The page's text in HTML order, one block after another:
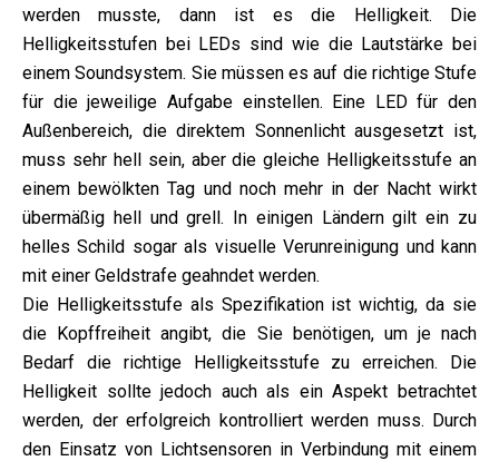
werden musste, dann ist es die Helligkeit. Die
Helligkeitsstufen bei LEDs sind wie die Lautstärke bei
einem Soundsystem. Sie müssen es auf die richtige Stufe
für die jeweilige Aufgabe einstellen. Eine LED für den
Außenbereich, die direktem Sonnenlicht ausgesetzt ist,
muss sehr hell sein, aber die gleiche Helligkeitsstufe an
einem bewölkten Tag und noch mehr in der Nacht wirkt
übermäßig hell und grell. In einigen Ländern gilt ein zu
helles Schild sogar als visuelle Verunreinigung und kann
mit einer Geldstrafe geahndet werden.
Die Helligkeitsstufe als Spezifikation ist wichtig, da sie
die Kopffreiheit angibt, die Sie benötigen, um je nach
Bedarf die richtige Helligkeitsstufe zu erreichen. Die
Helligkeit sollte jedoch auch als ein Aspekt betrachtet
werden, der erfolgreich kontrolliert werden muss. Durch
den Einsatz von Lichtsensoren in Verbindung mit einem